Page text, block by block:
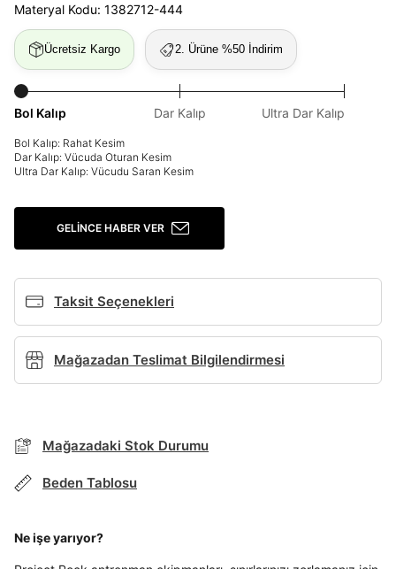
Materyal Kodu: 1382712-444
Ücretsiz Kargo 2. Ürüne %50 İndirim
Bol Kalıp Dar Kalıp Ultra Dar Kalıp
Bol Kalıp: Rahat Kesim
Dar Kalıp: Vücuda Oturan Kesim
Ultra Dar Kalıp: Vücudu Saran Kesim
GELINCE HABER VER
Taksit Seçenekleri
TAKSİT SEÇENEKLERİ
Mağazadan Teslimat Bilgilendirmesi
Mağazadaki Stok Durumu
Beden Tablosu
Ne işe yarıyor?
Şifre
göster
Beni Hatırla
Giriş Yap
Ad*
Soyad*
E-posta Adresi*